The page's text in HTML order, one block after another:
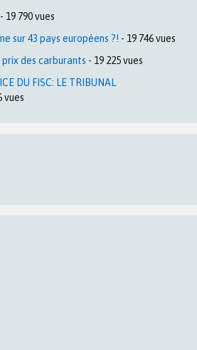
- 19 790 vues
sur 43 pays européens ?! - 19 746 vues
prix des carburants - 19 225 vues
DU FISC: LE TRIBUNAL
vues